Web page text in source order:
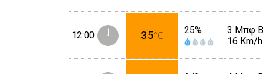
12:00 35°C 25%
3 Μπφ
16 Km/h